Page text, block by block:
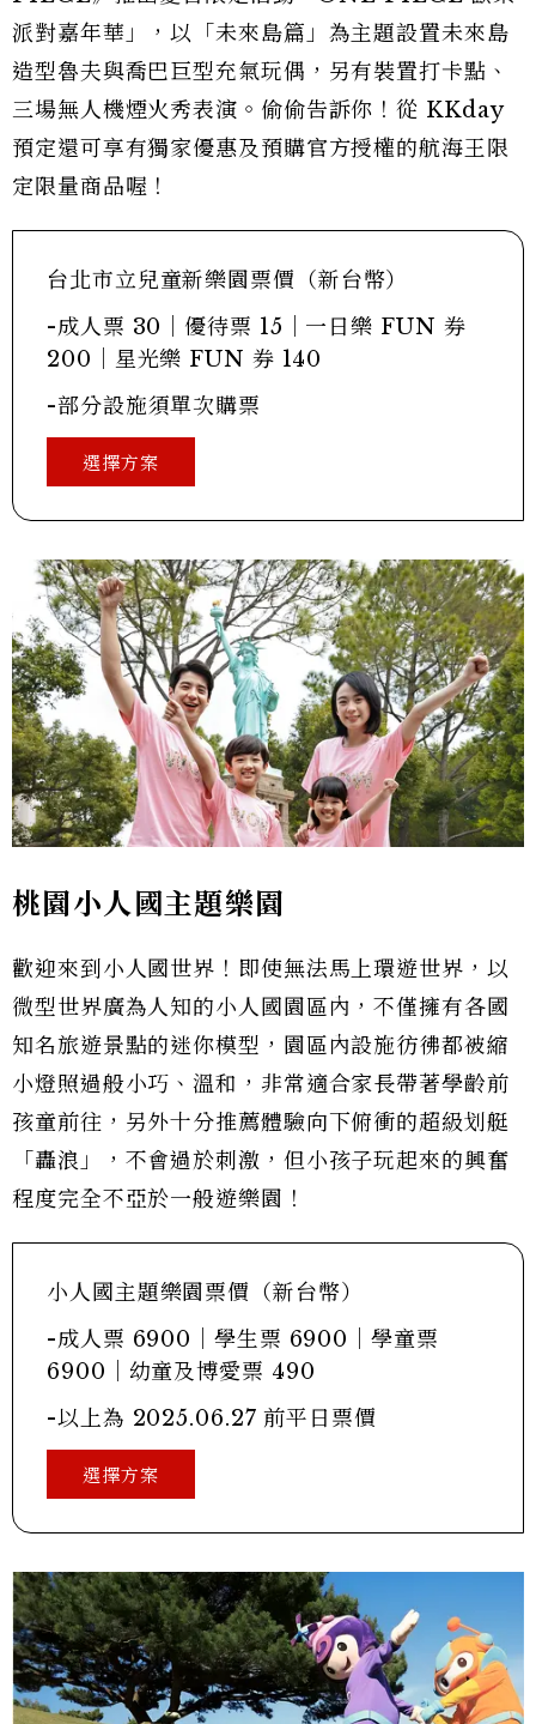
派對嘉年華」，以「未來島篇」為主題設置未來島
造型魯夫與喬巴巨型充氣玩偶，另有裝置打卡點、
三場無人機煙火秀表演。偷偷告訴你！從 KKday
預定還可享有獨家優惠及預購官方授權的航海王限
定限量商品喔！
台北市立兒童新樂園票價（新台幣）
-成人票 30｜優待票 15｜一日樂 FUN 券
200｜星光樂 FUN 券 140
-部分設施須單次購票
選擇方案
桃園小人國主題樂園
歡迎來到小人國世界！即使無法馬上環遊世界，以
微型世界廣為人知的小人國園區內，不僅擁有各國
知名旅遊景點的迷你模型，園區內設施彷彿都被縮
小燈照過般小巧、溫和，非常適合家長帶著學齡前
孩童前往，另外十分推薦體驗向下俯衝的超級划艇
「轟浪」，不會過於刺激，但小孩子玩起來的興奮
程度完全不亞於一般遊樂園！
小人國主題樂園票價（新台幣）
-成人票 6900｜學生票 6900｜學童票
6900｜幼童及博愛票 490
-以上為 2025.06.27 前平日票價
選擇方案